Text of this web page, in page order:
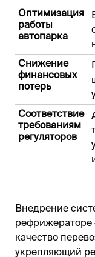
Оптимизация
работы
автопарка
Снижение
финансовых
потерь
Соответствие
требованиям
регуляторов
Внедрение
рефрижераторе
качество
укрепляющий